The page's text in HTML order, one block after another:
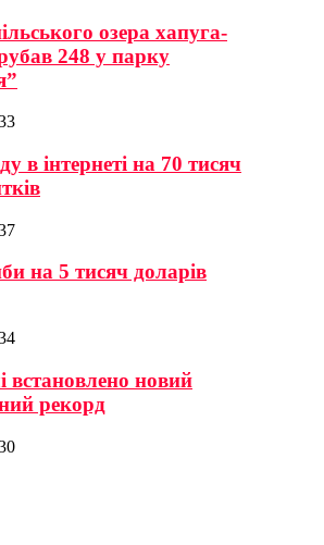
озера хапуга-
248 у парку
в інтернеті на 70 тисяч
на 5 тисяч доларів
встановлено новий
рекорд